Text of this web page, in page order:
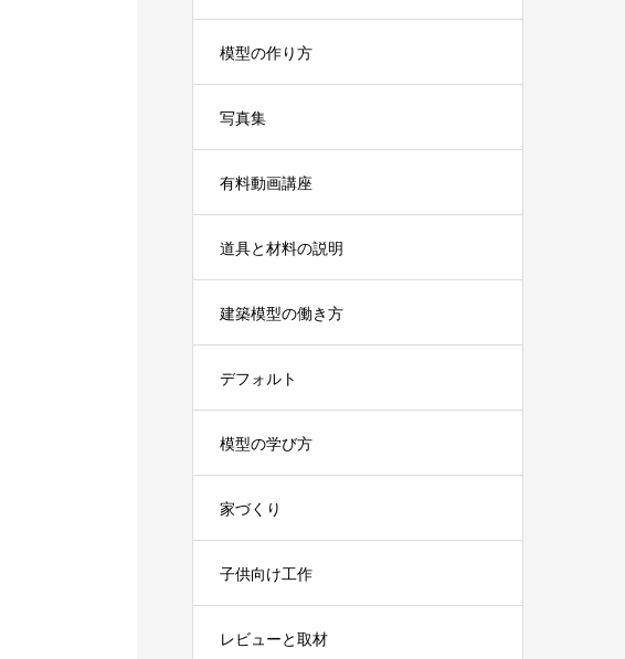
模型の作り方
写真集
有料動画講座
道具と材料の説明
建築模型の働き方
デフォルト
模型の学び方
家づくり
子供向け工作
レビューと取材